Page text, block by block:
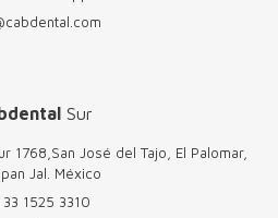
Sur
1768,San José del Tajo, El Palomar,
Jal. México
33 1525 3310